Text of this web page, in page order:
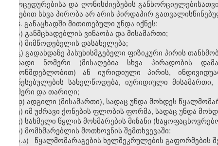
პროცედურებისა და ღონისძიებების
წესებით სხვა პირობა არ არის პირდაპირ
8. განაცხადში მითითებული უნდა იქნეს:
ა) განმცხადებლის ვინაობა და მისამართი;
ბ) მიმწოდებელის დასახელება;
გ) გადახდაზე პასუხისმგებელი ფიზიკური პირის
პირადი ნომერი (მისაღებია სხვა პირადობის
კანონმდებლობით) ან იურიდიული პირის,
დაწესებულების სახელწოდება, იურიდიული
ნომერი და თარიღი;
დ) ადგილი (მისამართი), სადაც უნდა მოხდეს
ე) იმ უძრავი ქონების ფლობის ფორმა, სადაც უნდა
ვ) სასმელი წყლის მოხმარების მიზანი
ზ) მომხმარებლის მოთხოვნის შემთხვევაში:
ზ.ა) წყალმომარაგების ხელშეკრულების გაფორმების